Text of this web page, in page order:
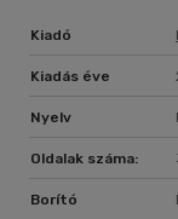
Kiadó
Kiadás éve
Nyelv
Oldalak száma:
Borító